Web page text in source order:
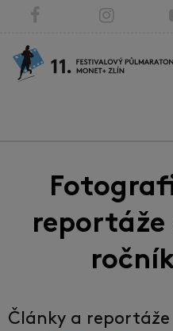
reportáže
Články a reportáže